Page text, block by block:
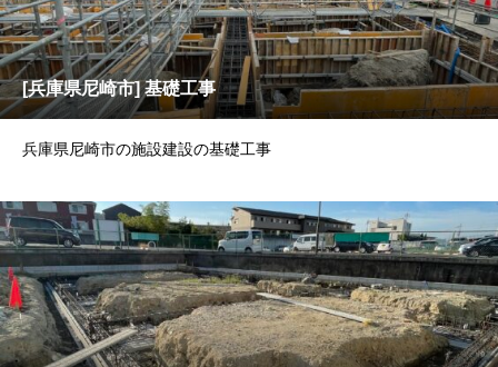
[兵庫県尼崎市] 基礎工事
兵庫県尼崎市の施設建設の基礎工事